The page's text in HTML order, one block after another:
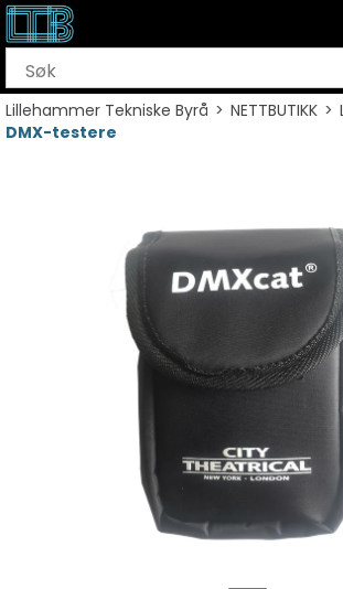
Lillehammer Tekniske Byrå>NETTBUTIKK>
DMX-testere